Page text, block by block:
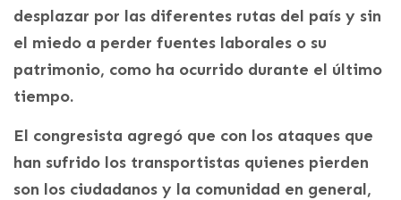
desplazar por las diferentes rutas del país y sin
el miedo a perder fuentes laborales o su
patrimonio, como ha ocurrido durante el último
tiempo.
El congresista agregó que con los ataques que
han sufrido los transportistas quienes pierden
son los ciudadanos y la comunidad en general,